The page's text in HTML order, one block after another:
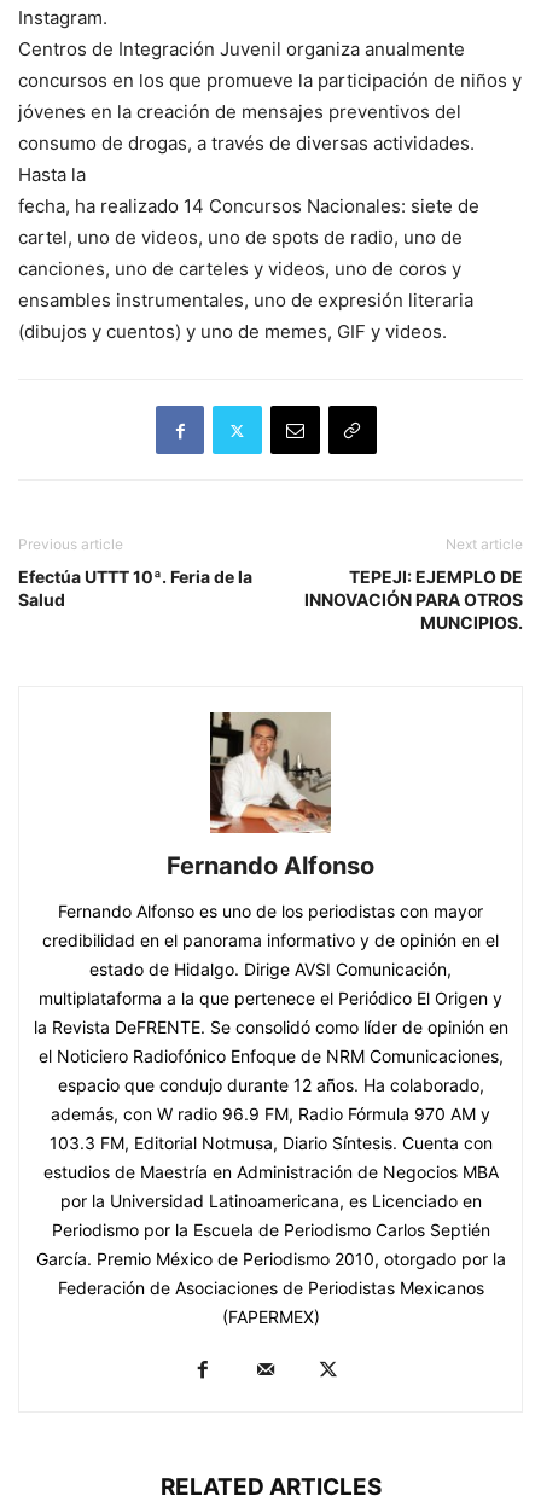
Instagram.
Centros de Integración Juvenil organiza anualmente
concursos en los que promueve la participación de niños y
jóvenes en la creación de mensajes preventivos del
consumo de drogas, a través de diversas actividades.
Hasta la
fecha, ha realizado 14 Concursos Nacionales: siete de
cartel, uno de videos, uno de spots de radio, uno de
canciones, uno de carteles y videos, uno de coros y
ensambles instrumentales, uno de expresión literaria
(dibujos y cuentos) y uno de memes, GIF y videos.
Previous article
Efectúa UTTT 10ª. Feria de la
Salud
Next article
TEPEJI: EJEMPLO DE
INNOVACIÓN PARA OTROS
MUNCIPIOS.
Fernando Alfonso
Fernando Alfonso es uno de los periodistas con mayor
credibilidad en el panorama informativo y de opinión en el
estado de Hidalgo. Dirige AVSI Comunicación,
multiplataforma a la que pertenece el Periódico El Origen y
la Revista DeFRENTE. Se consolidó como líder de opinión en
el Noticiero Radiofónico Enfoque de NRM Comunicaciones,
espacio que condujo durante 12 años. Ha colaborado,
además, con W radio 96.9 FM, Radio Fórmula 970 AM y
103.3 FM, Editorial Notmusa, Diario Síntesis. Cuenta con
estudios de Maestría en Administración de Negocios MBA
por la Universidad Latinoamericana, es Licenciado en
Periodismo por la Escuela de Periodismo Carlos Septién
García. Premio México de Periodismo 2010, otorgado por la
Federación de Asociaciones de Periodistas Mexicanos
(FAPERMEX)
RELATED ARTICLES